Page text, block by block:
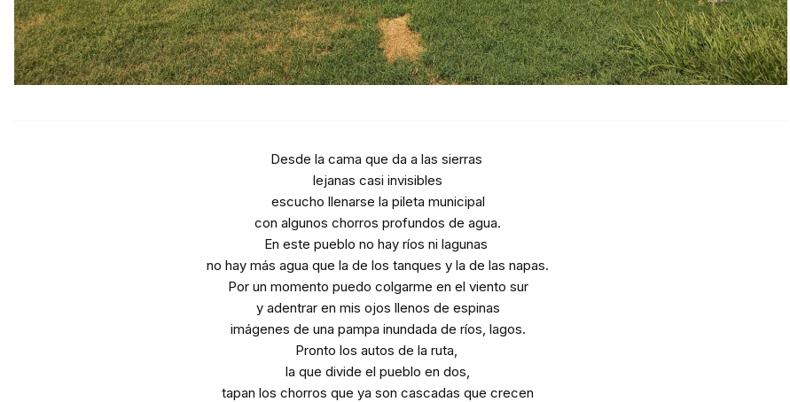
Desde la cama que da a las sierras
lejanas casi invisibles
escucho llenarse la pileta municipal
con algunos chorros profundos de agua.
En este pueblo no hay ríos ni lagunas
no hay más agua que la de los tanques y la de las napas.
Por un momento puedo colgarme en el viento sur
y adentrar en mis ojos llenos de espinas
imágenes de una pampa inundada de ríos, lagos.
Pronto los autos de la ruta,
la que divide el pueblo en dos,
tapan los chorros que ya son cascadas que crecen